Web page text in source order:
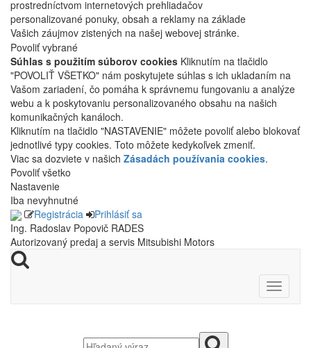
prostredníctvom internetových prehliadačov
personalizované ponuky, obsah a reklamy na základe
Vašich záujmov zistených na našej webovej stránke.
Povoliť vybrané
Súhlas s použitím súborov cookies Kliknutím na tlačidlo
"POVOLIŤ VŠETKO" nám poskytujete súhlas s ich ukladaním na
Vašom zariadení, čo pomáha k správnemu fungovaniu a analýze
webu a k poskytovaniu personalizovaného obsahu na našich
komunikačných kanáloch.
Kliknutím na tlačidlo "NASTAVENIE" môžete povoliť alebo blokovať
jednotlivé typy cookies. Toto môžete kedykoľvek zmeniť.
Viac sa dozviete v našich Zásadách používania cookies.
Povoliť všetko
Nastavenie
Iba nevyhnutné
Registrácia
Prihlásiť sa
Ing. Radoslav Popovič RADES
Autorizovaný predaj a servis Mitsubishi Motors